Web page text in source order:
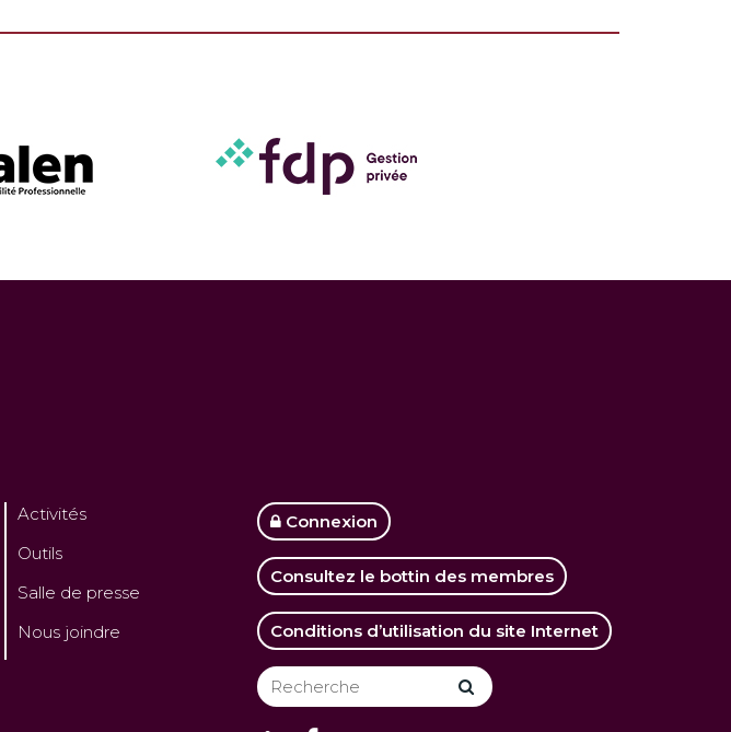
Activités
Outils
Salle de presse
Nous joindre
Connexion
Consultez le bottin des membres
Conditions d’utilisation du site Internet